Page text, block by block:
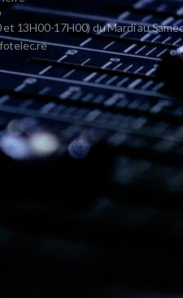
13H00-17H00) du Mardi au